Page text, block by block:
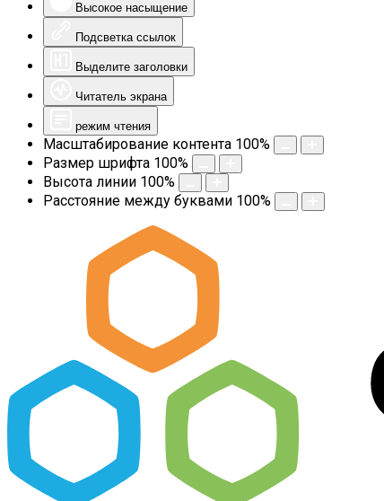
Высокое насыщение
Подсветка ссылок
Выделите заголовки
Читатель экрана
режим чтения
Масштабирование контента 100%
Размер шрифта 100%
Высота линии 100%
Расстояние между буквами 100%